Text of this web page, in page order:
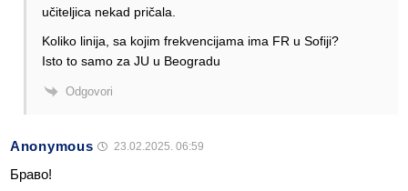
učiteljica nekad pričala.
Koliko linija, sa kojim frekvencijama ima FR u Sofiji?
Isto to samo za JU u Beogradu
Odgovori
Anonymous 23.02.2025. 06:59
Браво!